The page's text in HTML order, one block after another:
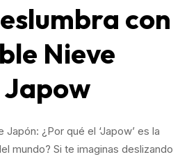
con
Nieve
Japow
¿Por qué el ‘Japow’ es la
mundo? Si te imaginas deslizando